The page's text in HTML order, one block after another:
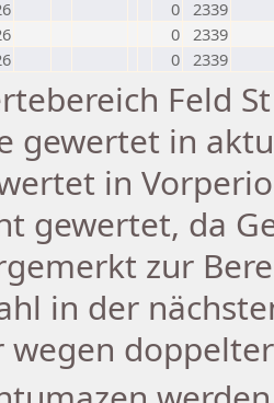
0 2339
0 2339
0 2339
Feld
gewertet in
in
gewertet, da
zur
in der
wegen